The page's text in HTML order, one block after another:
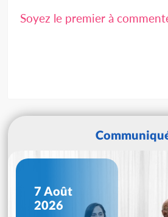
Soyez le premier à
7 Août
2026